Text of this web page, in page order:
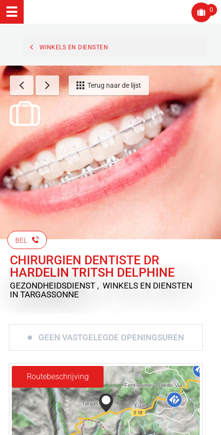
0
WINKELS EN DIENSTEN
Terug naar de lijst
BEL
CHIRURGIEN DENTISTE DR
HARDELIN TRITSH DELPHINE
GEZONDHEIDSDIENST , WINKELS EN DIENSTEN
IN TARGASSONNE
GEEN VASTGELEGDE OPENINGSUREN
Routebeschrijving